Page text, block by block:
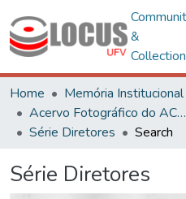
&
Home
Memória Institucional
Acervo Fotográfico do ACH-UFV
Série Diretores
Search
Série Diretores